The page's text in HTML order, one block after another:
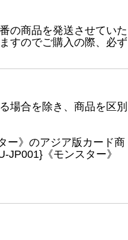
の商品を発送させていた
すのでご購入の際、必ず
場合を除き、商品を区別
ー》のアジア版カード商
《モンスター》